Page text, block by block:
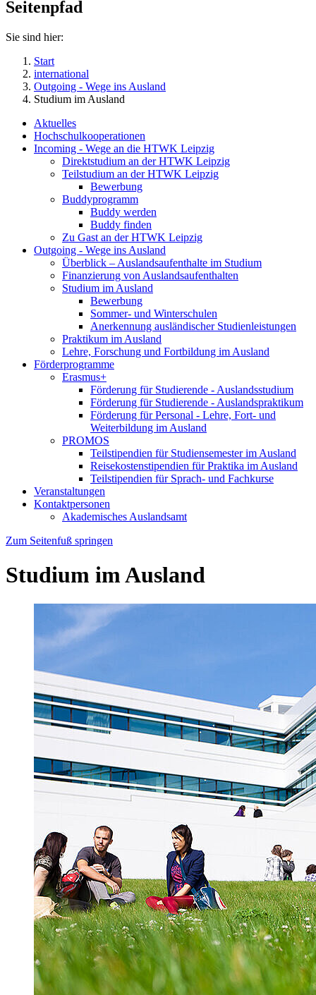
Seitenpfad
Sie sind hier:
Start
international
Outgoing - Wege ins Ausland
Studium im Ausland
Aktuelles
Hochschulkooperationen
Incoming - Wege an die HTWK Leipzig
Direktstudium an der HTWK Leipzig
Teilstudium an der HTWK Leipzig
Bewerbung
Buddyprogramm
Buddy werden
Buddy finden
Zu Gast an der HTWK Leipzig
Outgoing - Wege ins Ausland
Überblick – Auslandsaufenthalte im Studium
Finanzierung von Auslandsaufenthalten
Studium im Ausland
Bewerbung
Sommer- und Winterschulen
Anerkennung ausländischer Studienleistungen
Praktikum im Ausland
Lehre, Forschung und Fortbildung im Ausland
Förderprogramme
Erasmus+
Förderung für Studierende - Auslandsstudium
Förderung für Studierende - Auslandspraktikum
Förderung für Personal - Lehre, Fort- und
Weiterbildung im Ausland
PROMOS
Teilstipendien für Studiensemester im Ausland
Reisekostenstipendien für Praktika im Ausland
Teilstipendien für Sprach- und Fachkurse
Veranstaltungen
Kontaktpersonen
Akademisches Auslandsamt
Zum Seitenfuß springen
Studium im Ausland